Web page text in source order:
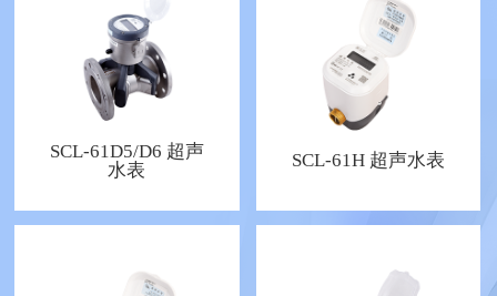
SCL-61D5/D6 超声
水表
SCL-61H 超声水表